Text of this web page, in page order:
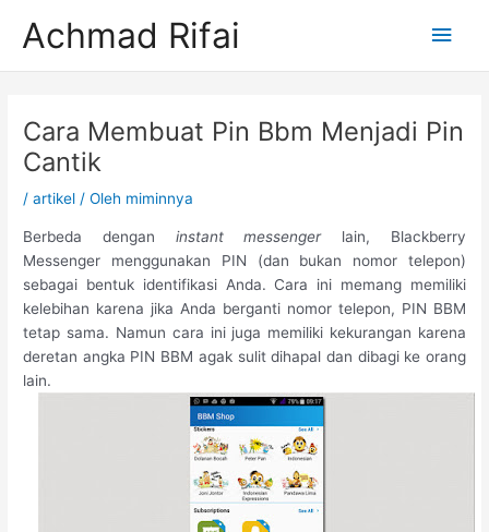
Achmad Rifai
Cara Membuat Pin Bbm Menjadi Pin
Cantik
/artikel / Oleh miminnya
Berbeda dengan instant messengerlain, Blackberry
Messenger menggunakan PIN (dan bukan nomor telepon)
sebagai bentuk identifikasi Anda. Cara ini memang memiliki
kelebihan karena jika Anda berganti nomor telepon, PIN BBM
tetap sama. Namun cara ini juga memiliki kekurangan karena
deretan angka PIN BBM agak sulit dihapal dan dibagi ke orang
lain.